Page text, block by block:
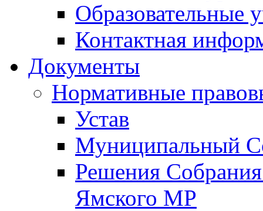
Образовательные
Контактная
Документы
Нормативные
Устав
Муниципальный
Решения
Ямского МР